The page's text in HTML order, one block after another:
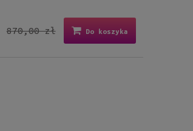
870,00 zł Do koszyka